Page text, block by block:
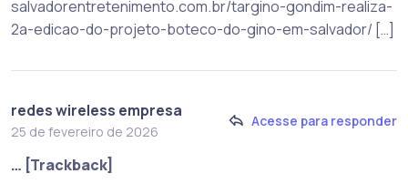
salvadorentretenimento.com.br/targino-gondim-realiza-
2a-edicao-do-projeto-boteco-do-gino-em-salvador/ […]
redes wireless empresa
25 de fevereiro de 2026
Acesse para responder
… [Trackback]